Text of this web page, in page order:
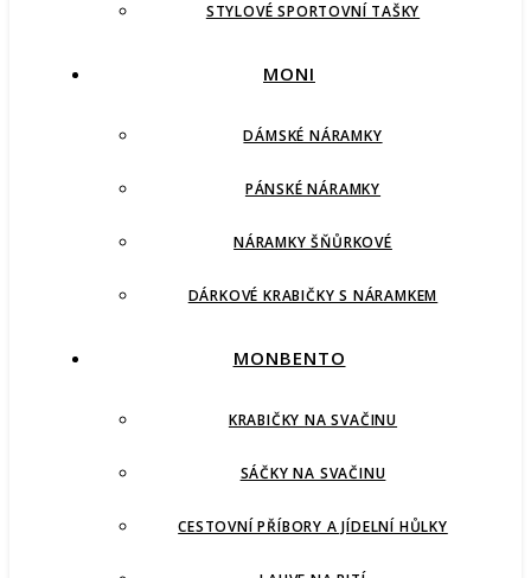
STYLOVÉ SPORTOVNÍ TAŠKY
MONI
DÁMSKÉ NÁRAMKY
PÁNSKÉ NÁRAMKY
NÁRAMKY ŠŇŮRKOVÉ
DÁRKOVÉ KRABIČKY S NÁRAMKEM
MONBENTO
KRABIČKY NA SVAČINU
SÁČKY NA SVAČINU
CESTOVNÍ PŘÍBORY A JÍDELNÍ HŮLKY